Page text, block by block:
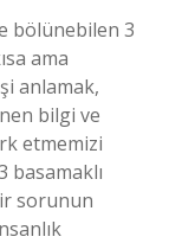
bölünebilen 3
ama
anlamak,
bilgi ve
etmemizi
basamaklı
sorunun